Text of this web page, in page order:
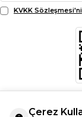
KVKK Sözleşmesi'ni
Çerez